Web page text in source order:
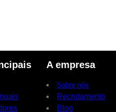
A empresa
Sobre nós
Recrutamento
Blog